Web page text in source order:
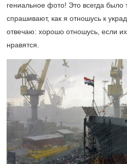
гениальное фото! Это всегда было
спрашивают, как я отношусь к
отвечаю: хорошо отношусь, если их
нравятся.